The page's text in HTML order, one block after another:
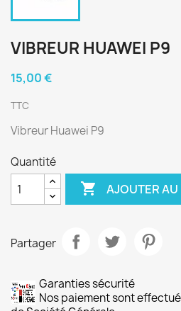
VIBREUR HUAWEI P9
15,00 €
TTC
Vibreur Huawei P9
Quantité
 AJOUTER AU
Partager
Garanties sécurité
Nos paiement sont